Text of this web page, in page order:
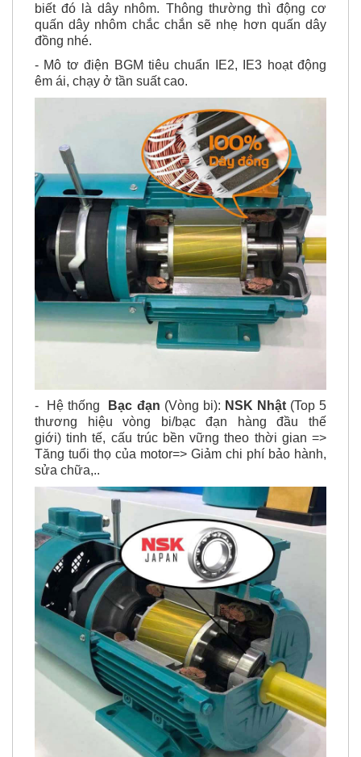
biết đó là dây nhôm. Thông thường thì động cơ
quấn dây nhôm chắc chắn sẽ nhẹ hơn quấn dây
đồng nhé.
- Mô tơ điện BGM tiêu chuẩn IE2, IE3 hoạt động
êm ái, chạy ở tần suất cao.
- Hệ thống Bạc đạn (Vòng bi): NSK Nhật(Top 5
thương hiệu vòng bi/bạc đạn hàng đầu thế
giới) tinh tế, cấu trúc bền vững theo thời gian =>
Tăng tuổi thọ của motor=> Giảm chi phí bảo hành,
sửa chữa,..